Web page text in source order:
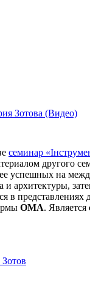
Зотова (Видео)
семинар
другого
успешных на
и архитектуры,
представлениях
OMA.